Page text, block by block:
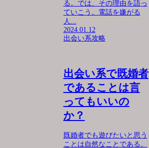
る。では、その理由を語っ
ていこう。電話を嫌がる
人...
2024.01.12
出会い系攻略
出会い系で既婚者
であることは言
ってもいいの
か？
既婚者でも遊びたいと思う
ことは自然なことである。